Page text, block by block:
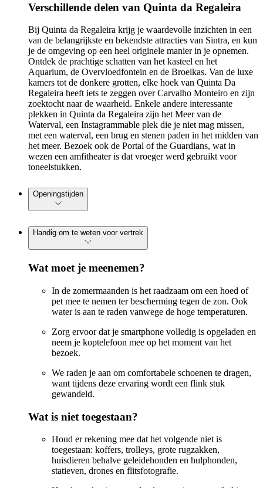
Verschillende delen van Quinta da Regaleira
Bij Quinta da Regaleira krijg je waardevolle inzichten in een
van de belangrijkste en bekendste attracties van Sintra, en kun
je de omgeving op een heel originele manier in je opnemen.
Ontdek de prachtige schatten van het kasteel en het
Aquarium, de Overvloedfontein en de Broeikas. Van de luxe
kamers tot de donkere grotten, elke hoek van Quinta Da
Regaleira heeft iets te zeggen over Carvalho Monteiro en zijn
zoektocht naar de waarheid. Enkele andere interessante
plekken in Quinta da Regaleira zijn het Meer van de
Waterval, een Instagrammable plek die je niet mag missen,
met een waterval, een brug en stenen paden in het midden van
het meer. Bezoek ook de Portal of the Guardians, wat in
wezen een amfitheater is dat vroeger werd gebruikt voor
toneelstukken.
Openingstijden
Handig om te weten voor vertrek
Wat moet je meenemen?
In de zomermaanden is het raadzaam om een hoed of
pet mee te nemen ter bescherming tegen de zon. Ook
water is aan te raden vanwege de hoge temperaturen.
Zorg ervoor dat je smartphone volledig is opgeladen en
neem je koptelefoon mee op het moment van het
bezoek.
We raden je aan om comfortabele schoenen te dragen,
want tijdens deze ervaring wordt een flink stuk
gewandeld.
Wat is niet toegestaan?
Houd er rekening mee dat het volgende niet is
toegestaan: koffers, trolleys, grote rugzakken,
huisdieren behalve geleidehonden en hulphonden,
statieven, drones en flitsfotografie.